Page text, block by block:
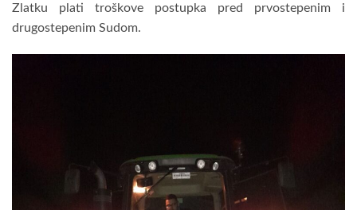
Zlatku plati troškove postupka pred prvostepenim i
drugostepenim Sudom.